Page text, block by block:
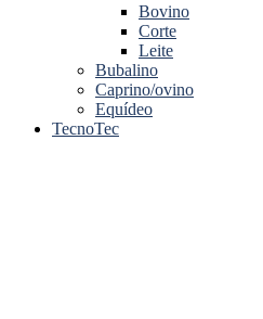
Bovino
Corte
Leite
Bubalino
Caprino/ovino
Equídeo
TecnoTec